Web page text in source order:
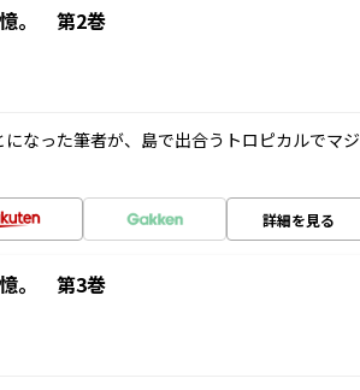
憶。 第2巻
なった筆者が、島で出合うトロピカルでマジ
詳細を見る
憶。 第3巻